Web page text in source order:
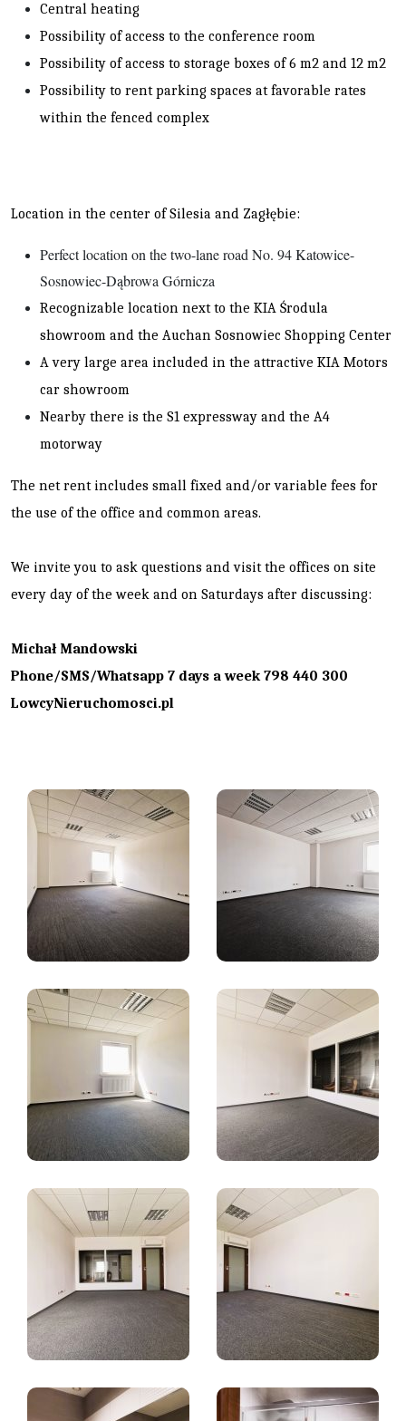
Central heating
Possibility of access to the conference room
Possibility of access to storage boxes of 6 m2 and 12 m2
Possibility to rent parking spaces at favorable rates
within the fenced complex
Location in the center of Silesia and Zagłębie:
Perfect location on the two-lane road No. 94 Katowice-
Sosnowiec-Dąbrowa Górnicza
Recognizable location next to the KIA Środula
showroom and the Auchan Sosnowiec Shopping Center
A very large area included in the attractive KIA Motors
car showroom
Nearby there is the S1 expressway and the A4
motorway
The net rent includes small fixed and/or variable fees for
the use of the office and common areas.
We invite you to ask questions and visit the offices on site
every day of the week and on Saturdays after discussing:
Michał Mandowski
Phone/SMS/Whatsapp 7 days a week 798 440 300
LowcyNieruchomosci.pl